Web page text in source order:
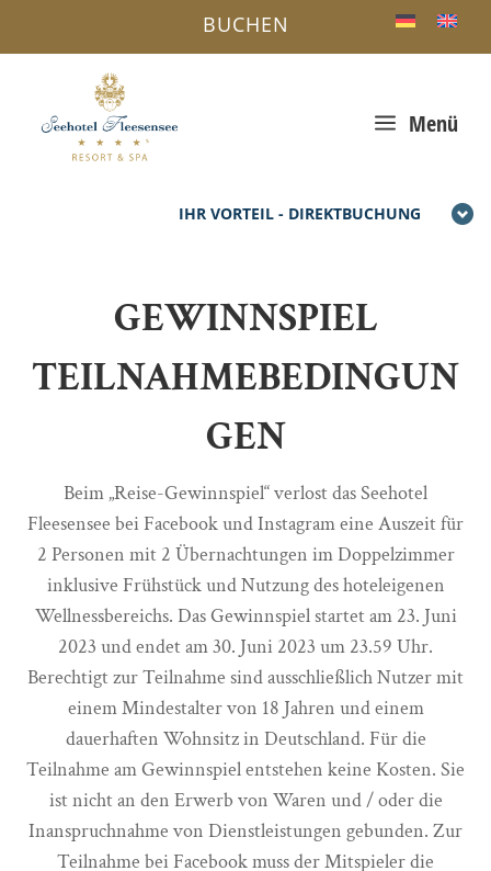
IHR VORTEIL - DIREKTBUCHUNG
a Menü
BUCHEN
GEWINNSPIEL
TEILNAHMEBEDINGUN
GEN
Beim „Reise-Gewinnspiel“ verlost das Seehotel
Fleesensee bei Facebook und Instagram eine Auszeit für
2 Personen mit 2 Übernachtungen im Doppelzimmer
inklusive Frühstück und Nutzung des hoteleigenen
Wellnessbereichs. Das Gewinnspiel startet am 23. Juni
2023 und endet am 30. Juni 2023 um 23.59 Uhr.
Berechtigt zur Teilnahme sind ausschließlich Nutzer mit
einem Mindestalter von 18 Jahren und einem
dauerhaften Wohnsitz in Deutschland. Für die
Teilnahme am Gewinnspiel entstehen keine Kosten. Sie
ist nicht an den Erwerb von Waren und / oder die
Inanspruchnahme von Dienstleistungen gebunden. Zur
Teilnahme bei Facebook muss der Mitspieler die